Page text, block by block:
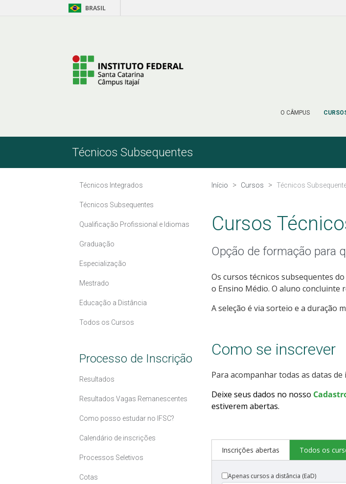
BRASIL
O CÂMPUS
Técnicos Subsequentes
Técnicos Integrados
Técnicos Subsequentes
Qualificação Profissional e Idiomas
Graduação
Especialização
Mestrado
Educação a Distância
Todos os Cursos
Processo de Inscrição
Resultados
Resultados Vagas Remanescentes
Como posso estudar no IFSC?
Calendário de inscrições
Processos Seletivos
Cotas
Início Cursos Técnicos
Cursos
Opção de formação para
Os cursos técnicos subsequentes
o Ensino Médio. O aluno concluinte
A seleção é via sorteio e a duração
Como se inscrever
Para acompanhar todas as datas de
Deixe seus dados no nosso
estiverem abertas.
Inscrições abertas Todos os
Apenas cursos a distância (EaD)